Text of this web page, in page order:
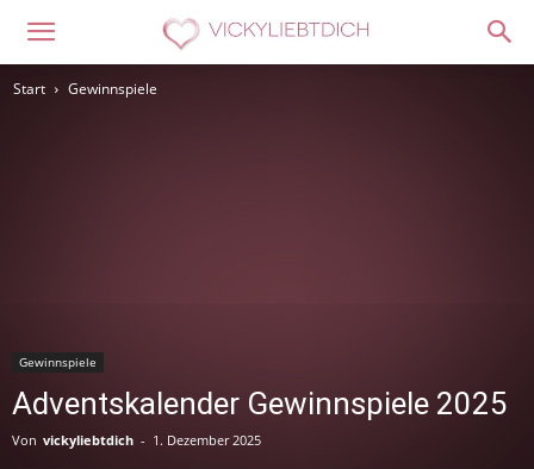
Start Gewinnspiele
Gewinnspiele
Adventskalender Gewinnspiele 2025
Von vickyliebtdich - 1. Dezember 2025